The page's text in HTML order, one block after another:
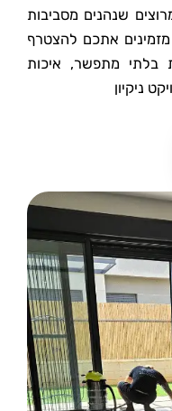
שנהנים מסביבות
אתכם להצטרף
בלתי מתפשר, איכות
ניקיון